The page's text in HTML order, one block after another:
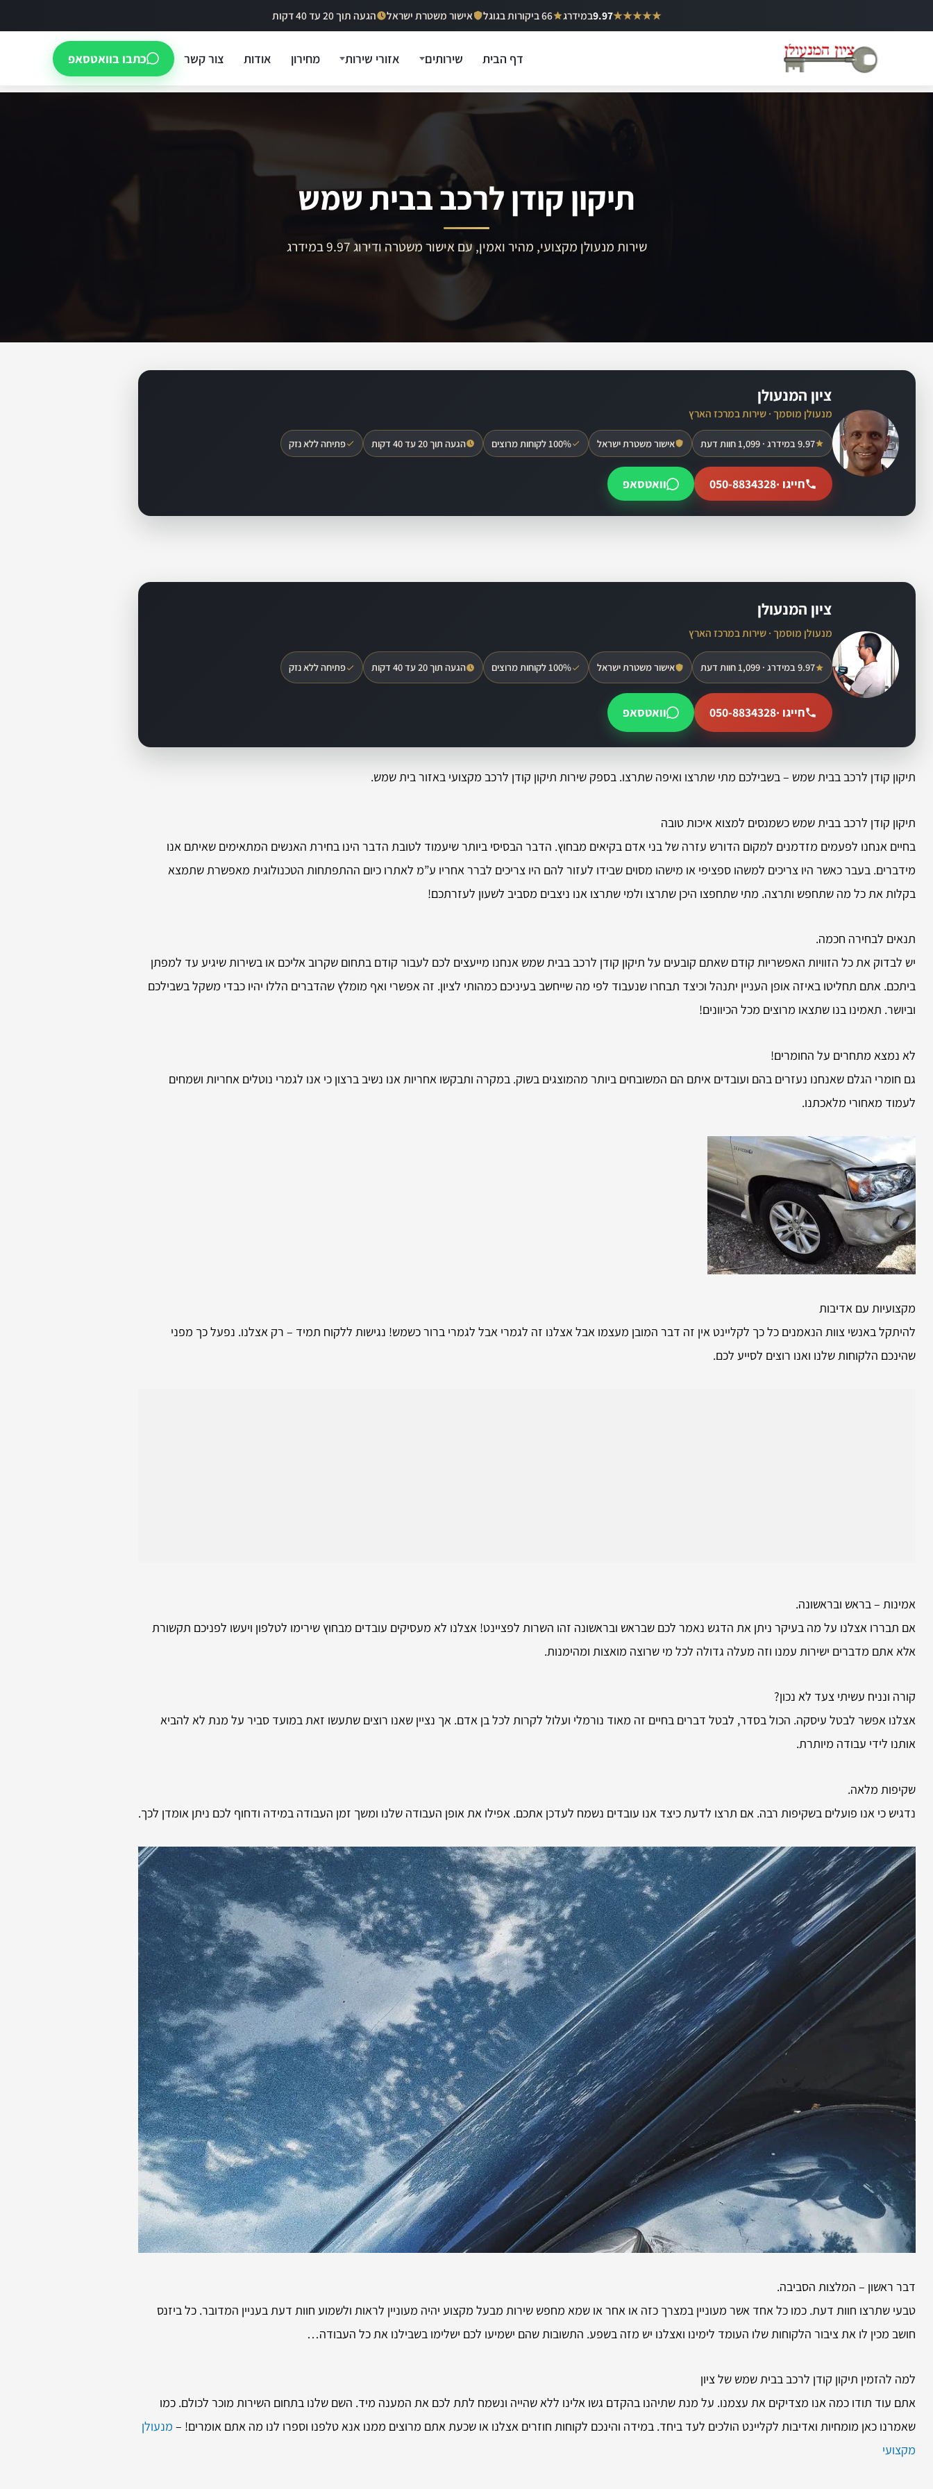
לתוכן
★★★★★
9.97במידרג 66 ביקורות בגוגל אישור משטרת ישראל הגעה תוך 20 עד 40 דקות
דף הבית שירותים אזורי שירות מחירון אודות צור קשר כתבו בוואטסאפ
תיקון קודן לרכב בבית שמש
שירות מנעולן מקצועי, מהיר ואמין, עם אישור משטרה ודירוג 9.97 במידרג
ציון המנעולן
מנעולן מוסמך · שירות במרכז הארץ
9.97 במידרג · 1,099 חוות דעת אישור משטרת ישראל 100% לקוחות מרוצים הגעה תוך 20 עד 40 דקות פתיחה ללא נזק
חייגו ·050-8834328 וואטסאפ
ציון המנעולן
מנעולן מוסמך · שירות במרכז הארץ
9.97 במידרג · 1,099 חוות דעת אישור משטרת ישראל 100% לקוחות מרוצים הגעה תוך 20 עד 40 דקות פתיחה ללא נזק
חייגו ·050-8834328 וואטסאפ
תיקון קודן לרכב בבית שמש – בשבילכם מתי שתרצו ואיפה שתרצו. בספק שירות תיקון קודן לרכב מקצועי באזור בית שמש.
תיקון קודן לרכב בבית שמש כשמנסים למצוא איכות טובה
בחיים אנחנו לפעמים מזדמנים למקום הדורש עזרה של בני אדם בקיאים מבחוץ. הדבר הבסיסי ביותר שיעמוד לטובת הדבר הינו בחירת האנשים המתאימים שאיתם אנו
מידברים. בעבר כאשר היו צריכים למשהו ספציפי או מישהו מסוים שבידו לעזור להם היו צריכים לברר אחריו ע”מ לאתרו כיום ההתפתחות הטכנולוגית מאפשרת שתמצא
בקלות את כל מה שתחפש ותרצה. מתי שתחפצו היכן שתרצו ולמי שתרצו אנו ניצבים מסביב לשעון לעזרתכם!
תנאים לבחירה חכמה.
יש לבדוק את כל הזוויות האפשריות קודם שאתם קובעים על תיקון קודן לרכב בבית שמש אנחנו מייעצים לכם לעבור קודם בתחום שקרוב אליכם או בשירות שיגיע עד למפתן
ביתכם. אתם תחליטו באיזה אופן העניין יתנהל וכיצד תבחרו שנעבוד לפי מה שייחשב בעיניכם כמהותי לציון. זה אפשרי ואף מומלץ שהדברים הללו יהיו כבדי משקל בשבילכם
וביושר. תאמינו בנו שתצאו מרוצים מכל הכיוונים!
לא נמצא מתחרים על החומרים!
גם חומרי הגלם שאנחנו נעזרים בהם ועובדים איתם הם המשובחים ביותר מהמוצגים בשוק. במקרה ותבקשו אחריות אנו נשיב ברצון כי אנו לגמרי נוטלים אחריות ושמחים
לעמוד מאחורי מלאכתנו.
מקצועיות עם אדיבות
להיתקל באנשי צוות הנאמנים כל כך לקליינט אין זה דבר המובן מעצמו אבל אצלנו זה לגמרי אבל לגמרי ברור כשמש! נגישות ללקוח תמיד – רק אצלנו. נפעל כך מפני
שהינכם הלקוחות שלנו ואנו רוצים לסייע לכם.
אמינות – בראש ובראשונה.
אם תבררו אצלנו על מה בעיקר ניתן את הדגש נאמר לכם שבראש ובראשונה זהו השרות לפציינט! אצלנו לא מעסיקים עובדים מבחוץ שירימו לטלפון ויעשו לפניכם תקשורת
אלא אתם מדברים ישירות עמנו וזה מעלה גדולה לכל מי שרוצה מואצות ומהימנות.
קורה ונניח עשיתי צעד לא נכון?
אצלנו אפשר לבטל עיסקה. הכול בסדר, לבטל דברים בחיים זה מאוד נורמלי ועלול לקרות לכל בן אדם. אך נציין שאנו רוצים שתעשו זאת במועד סביר על מנת לא להביא
אותנו לידי עבודה מיותרת.
שקיפות מלאה.
נדגיש כי אנו פועלים בשקיפות רבה. אם תרצו לדעת כיצד אנו עובדים נשמח לעדכן אתכם. אפילו את אופן העבודה שלנו ומשך זמן העבודה במידה ודחוף לכם ניתן אומדן לכך.
דבר ראשון – המלצות הסביבה.
טבעי שתרצו חוות דעת. כמו כל אחד אשר מעוניין במצרך כזה או אחר או שמא מחפש שירות מבעל מקצוע יהיה מעוניין לראות ולשמוע חוות דעת בעניין המדובר. כל ביזנס
חושב מכין לו את ציבור הלקוחות שלו העומד לימינו ואצלנו יש מזה בשפע. התשובות שהם ישמיעו לכם ישלימו בשבילנו את כל העבודה…
למה להזמין תיקון קודן לרכב בבית שמש של ציון
אתם עוד תודו כמה אנו מצדיקים את עצמנו. על מנת שתיהנו בהקדם גשו אלינו ללא שהייה ונשמח לתת לכם את המענה מיד. השם שלנו בתחום השירות מוכר לכולם. כמו
שאמרנו כאן מומחיות ואדיבות לקליינט הולכים לעד ביחד. במידה והינכם לקוחות חוזרים אצלנו או שכעת אתם מרוצים ממנו אנא טלפנו וספרו לנו מה אתם אומרים! – מנעולן
מקצועי